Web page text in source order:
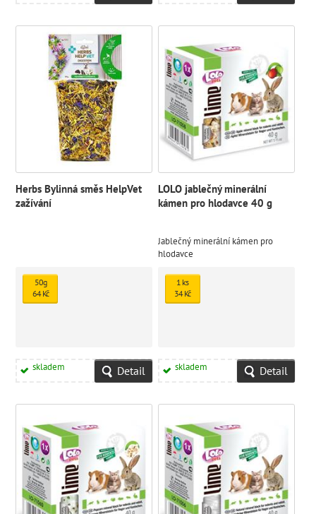
Herbs Bylinná směs HelpVet
zažívání
50g
64 Kč
skladem Detail
LOLO jablečný minerální
kámen pro hlodavce 40 g
Jablečný minerální kámen pro
hlodavce
1 ks
34 Kč
skladem Detail